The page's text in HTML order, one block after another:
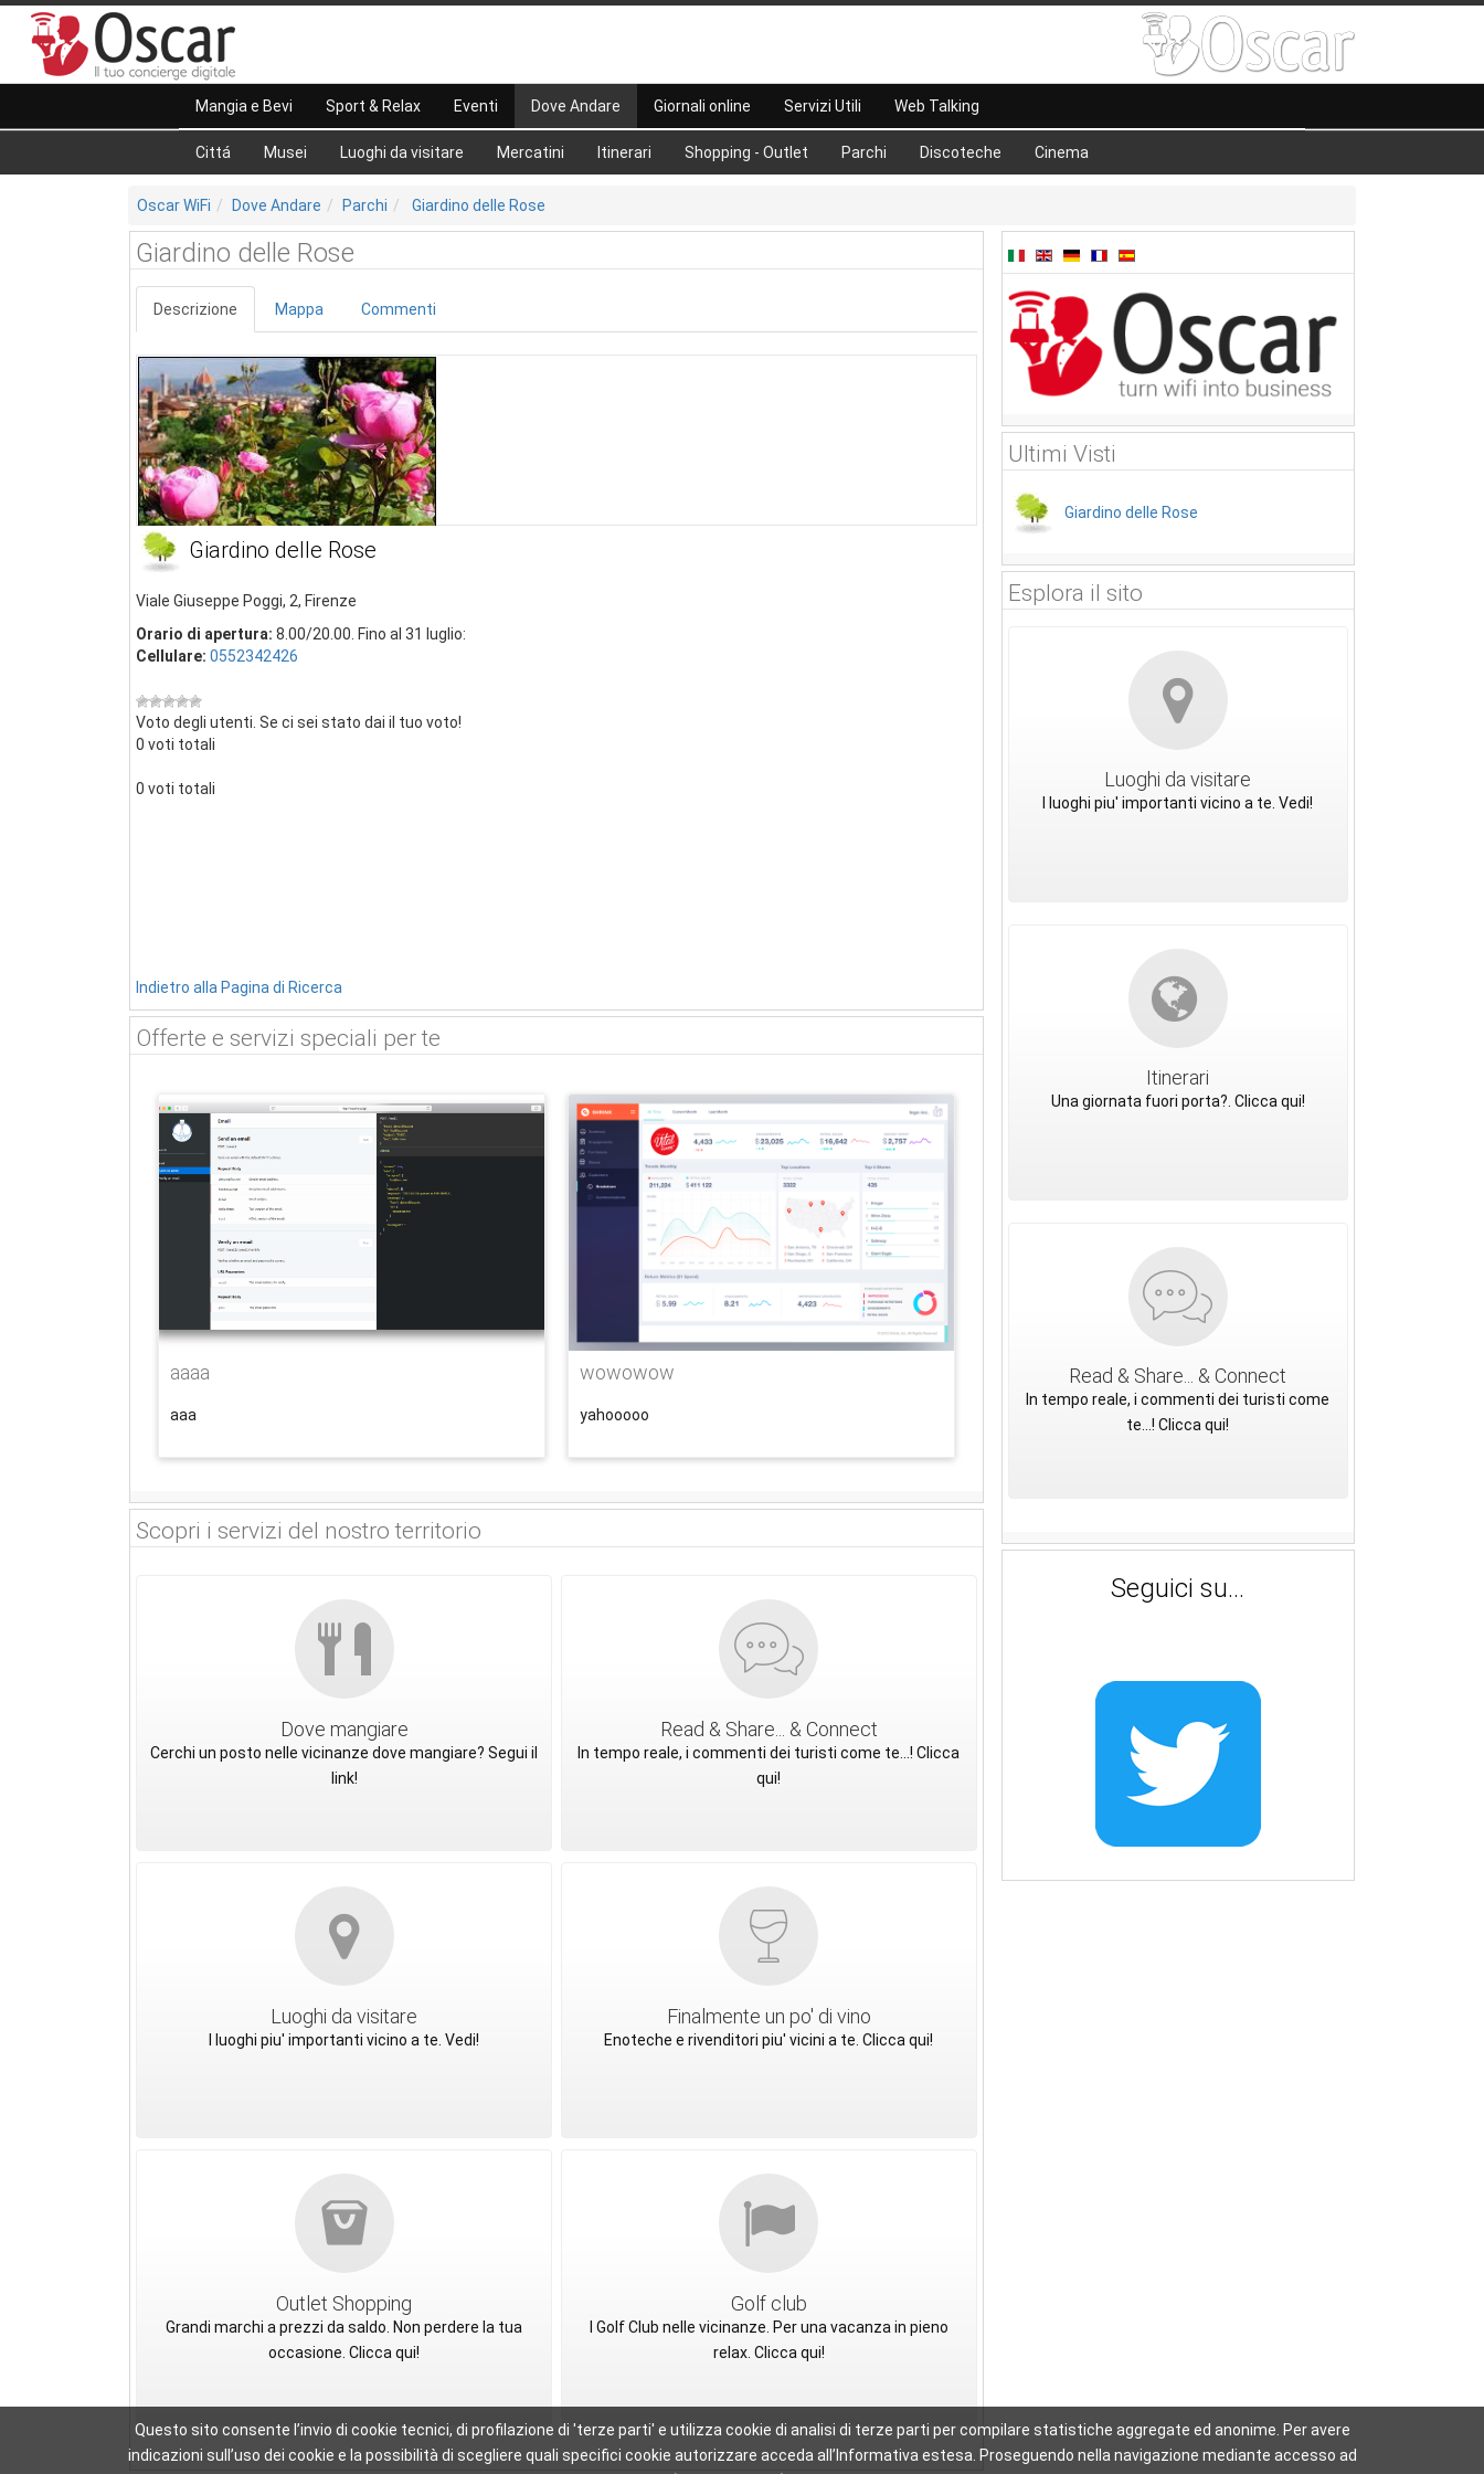
Mangia e Bevi Sport & Relax Eventi Dove Andare
Cittá Musei Luoghi da visitare Mercatini Itinerari Shopping - Outlet Parchi Discoteche Cinema
Giornali online Servizi Utili Web Talking
Oscar WiFi Dove Andare Parchi Giardino delle Rose
Giardino delle Rose
Descrizione Mappa Commenti
Giardino delle Rose
Viale Giuseppe Poggi, 2, Firenze
Orario di apertura: 8.00/20.00. Fino al 31 luglio:
Cellulare: 0552342426
Voto degli utenti. Se ci sei stato dai il tuo voto!
0 voti totali
0 voti totali
Indietro alla Pagina di Ricerca
Offerte e servizi speciali per te
aaaa
aaa
wowowow
yahooooo
Scopri i servizi del nostro territorio
Dove mangiare
Cerchi un posto nelle vicinanze dove mangiare? Segui il
link!
Read & Share... & Connect
In tempo reale, i commenti dei turisti come te...! Clicca
qui!
Luoghi da visitare
I luoghi piu' importanti vicino a te. Vedi!
Finalmente un po' di vino
Enoteche e rivenditori piu' vicini a te. Clicca qui!
Outlet Shopping
Grandi marchi a prezzi da saldo. Non perdere la tua
occasione. Clicca qui!
Golf club
I Golf Club nelle vicinanze. Per una vacanza in pieno
relax. Clicca qui!
Ultimi Visti
Giardino delle Rose
Esplora il sito
Luoghi da visitare
I luoghi piu' importanti vicino a te. Vedi!
Itinerari
Una giornata fuori porta?. Clicca qui!
Read & Share... & Connect
In tempo reale, i commenti dei turisti come
te...! Clicca qui!
Seguici su...
Questo sito consente l’invio di cookie tecnici, di profilazione di 'terze parti' e utilizza cookie di analisi di terze parti per compilare statistiche aggregate ed anonime. Per avere
indicazioni sull’uso dei cookie e la possibilità di scegliere quali specifici cookie autorizzare acceda all’Informativa estesa. Proseguendo nella navigazione mediante accesso ad